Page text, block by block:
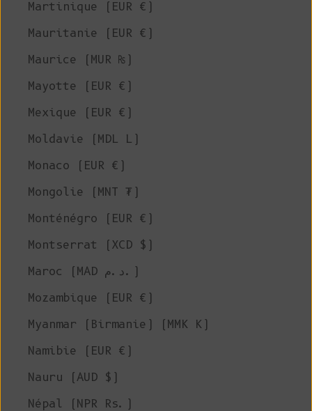
Martinique (EUR €)
Mauritanie (EUR €)
Maurice (MUR ₨)
Mayotte (EUR €)
Mexique (EUR €)
Moldavie (MDL L)
Monaco (EUR €)
Mongolie (MNT ₮)
Monténégro (EUR €)
Montserrat (XCD $)
Maroc (MAD د.م.)
Mozambique (EUR €)
Myanmar (Birmanie) (MMK K)
Namibie (EUR €)
Nauru (AUD $)
Népal (NPR Rs.)